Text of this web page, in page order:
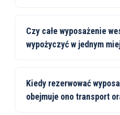
Czy całe wyposażenie
wypożyczyć w jednym
Kiedy rezerwować
obejmuje ono transport